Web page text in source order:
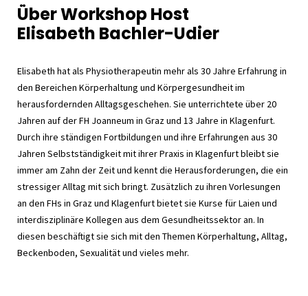
Über Workshop Host
Elisabeth Bachler-Udier
Elisabeth hat als Physiotherapeutin mehr als 30 Jahre Erfahrung in
den Bereichen Körperhaltung und Körpergesundheit im
herausfordernden Alltagsgeschehen. Sie unterrichtete über 20
Jahren auf der FH Joanneum in Graz und 13 Jahre in Klagenfurt.
Durch ihre ständigen Fortbildungen und ihre Erfahrungen aus 30
Jahren Selbstständigkeit mit ihrer Praxis in Klagenfurt bleibt sie
immer am Zahn der Zeit und kennt die Herausforderungen, die ein
stressiger Alltag mit sich bringt. Zusätzlich zu ihren Vorlesungen
an den FHs in Graz und Klagenfurt bietet sie Kurse für Laien und
interdisziplinäre Kollegen aus dem Gesundheitssektor an. In
diesen beschäftigt sie sich mit den Themen Körperhaltung, Alltag,
Beckenboden, Sexualität und vieles mehr.